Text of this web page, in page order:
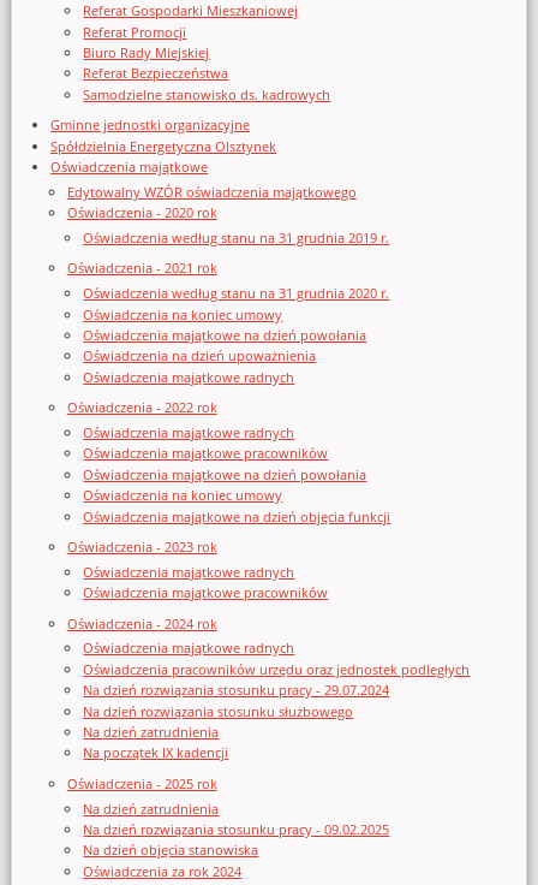
Referat Gospodarki Mieszkaniowej
Referat Promocji
Biuro Rady Miejskiej
Referat Bezpieczeństwa
Samodzielne stanowisko ds. kadrowych
Gminne jednostki organizacyjne
Spółdzielnia Energetyczna Olsztynek
Oświadczenia majątkowe
Edytowalny WZÓR oświadczenia majątkowego
Oświadczenia - 2020 rok
Oświadczenia według stanu na 31 grudnia 2019 r.
Oświadczenia - 2021 rok
Oświadczenia według stanu na 31 grudnia 2020 r.
Oświadczenia na koniec umowy
Oświadczenia majątkowe na dzień powołania
Oświadczenia na dzień upoważnienia
Oświadczenia majątkowe radnych
Oświadczenia - 2022 rok
Oświadczenia majątkowe radnych
Oświadczenia majątkowe pracowników
Oświadczenia majątkowe na dzień powołania
Oświadczenia na koniec umowy
Oświadczenia majątkowe na dzień objęcia funkcji
Oświadczenia - 2023 rok
Oświadczenia majątkowe radnych
Oświadczenia majątkowe pracowników
Oświadczenia - 2024 rok
Oświadczenia majątkowe radnych
Oświadczenia pracowników urzędu oraz jednostek podległych
Na dzień rozwiązania stosunku pracy - 29.07.2024
Na dzień rozwiązania stosunku służbowego
Na dzień zatrudnienia
Na początek IX kadencji
Oświadczenia - 2025 rok
Na dzień zatrudnienia
Na dzień rozwiązania stosunku pracy - 09.02.2025
Na dzień objęcia stanowiska
Oświadczenia za rok 2024